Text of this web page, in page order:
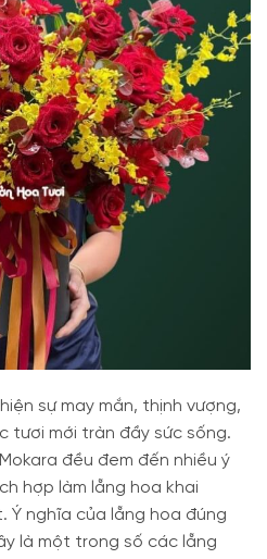
sự may mắn, thịnh vượng,
tươi mới tràn đầy sức sống.
đều đem đến nhiều ý
hợp làm lẵng hoa khai
Ý nghĩa của lẵng hoa đúng
là một trong số các lẵng